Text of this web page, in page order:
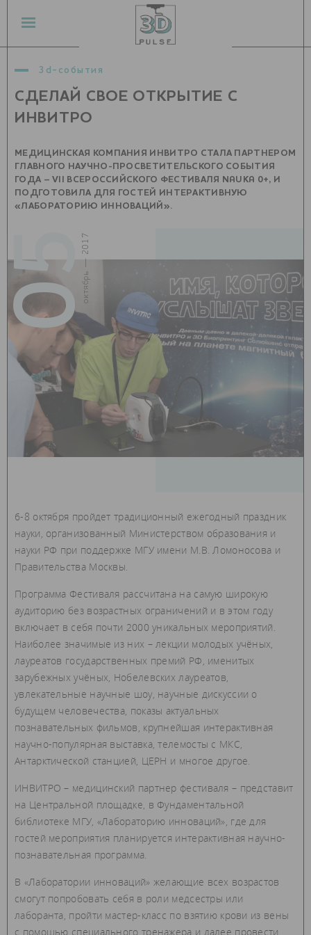
3d-события
СДЕЛАЙ СВОЕ ОТКРЫТИЕ С
ИНВИТРО
МЕДИЦИНСКАЯ КОМПАНИЯ ИНВИТРО СТАЛА ПАРТНЕРОМ
ГЛАВНОГО НАУЧНО-ПРОСВЕТИТЕЛЬСКОГО СОБЫТИЯ
ГОДА – VII ВСЕРОССИЙСКОГО ФЕСТИВАЛЯ NAUKA 0+, И
ПОДГОТОВИЛА ДЛЯ ГОСТЕЙ ИНТЕРАКТИВНУЮ
«ЛАБОРАТОРИЮ ИННОВАЦИЙ».
05
октябрь — 2017
6-8 октября пройдет традиционный ежегодный праздник
науки, организованный Министерством образования и
науки РФ при поддержке МГУ имени М.В. Ломоносова и
Правительства Москвы.
Программа Фестиваля рассчитана на самую широкую
аудиторию без возрастных ограничений и в этом году
включает в себя почти 2000 уникальных мероприятий.
Наиболее значимые из них – лекции молодых учёных,
лауреатов государственных премий РФ, именитых
зарубежных учёных, Нобелевских лауреатов,
увлекательные научные шоу, научные дискуссии о
будущем человечества, показы актуальных
познавательных фильмов, крупнейшая интерактивная
научно-популярная выставка, телемосты с МКС,
Антарктической станцией, ЦЕРН и многое другое.
ИНВИТРО – медицинский партнер фестиваля – представит
на Центральной площадке, в Фундаментальной
библиотеке МГУ, «Лабораторию инноваций», где для
гостей мероприятия планируется интерактивная научно-
познавательная программа.
В «Лаборатории инноваций» желающие всех возрастов
смогут попробовать себя в роли медсестры или
лаборанта, пройти мастер-класс по взятию крови из вены
с помощью специального тренажера и далее провести